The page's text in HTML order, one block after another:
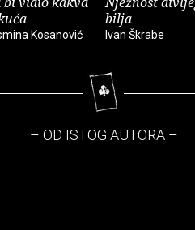
Kosanović
bilja
Ivan Škrabe
– OD ISTOG AUTORA –